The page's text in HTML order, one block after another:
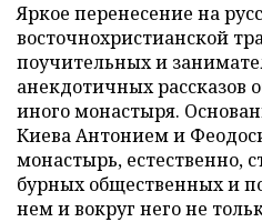
Яркое перенесение на
восточнохристианской
поучительных и
анекдотичных рассказов
иного монастыря.
Киева Антонием и
монастырь, естественно,
бурных общественных и
нем и вокруг него не